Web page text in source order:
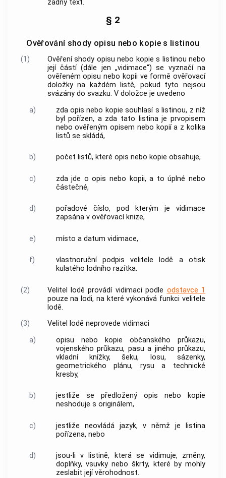
žádný text.
§ 2
Ověřování shody opisu nebo kopie s listinou
(1)
Ověření shody opisu nebo kopie s listinou nebo
její částí (dále jen „vidimace“) se vyznačí na
ověřeném opisu nebo kopii ve formě ověřovací
doložky na každém listě, pokud tyto nejsou
svázány do svazku. V doložce je uvedeno
a)
zda opis nebo kopie souhlasí s listinou, z níž
byl pořízen, a zda tato listina je prvopisem
nebo ověřeným opisem nebo kopií a z kolika
listů se skládá,
b) počet listů, které opis nebo kopie obsahuje,
c)
zda jde o opis nebo kopii, a to úplné nebo
částečné,
d)
pořadové číslo, pod kterým je vidimace
zapsána v ověřovací knize,
e) místo a datum vidimace,
f)
vlastnoruční podpis velitele lodě a otisk
kulatého lodního razítka.
(2) Velitel lodě provádí vidimaci podle odstavce 1
pouze na lodi, na které vykonává funkci velitele
lodě.
(3)
Velitel lodě neprovede vidimaci
a)
opisu nebo kopie občanského průkazu,
vojenského průkazu, pasu a jiného průkazu,
vkladní knížky, šeku, losu, sázenky,
geometrického plánu, rysu a technické
kresby,
b)
jestliže se předložený opis nebo kopie
neshoduje s originálem,
c)
jestliže neovládá jazyk, v němž je listina
pořízena, nebo
d)
jsou-li v listině, která se vidimuje, změny,
doplňky, vsuvky nebo škrty, které by mohly
zeslabit její věrohodnost.